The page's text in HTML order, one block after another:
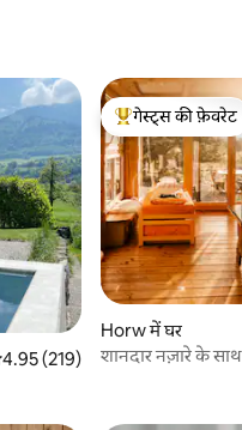
रेटिंग 5 में से 4.95, 219
4.95 (219)
गेस्ट्स का टॉप
गेस्ट्स की फ़ेवरेट
Horw में घर
शानदार नज़ारे के साथ